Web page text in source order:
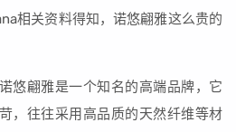
相关资料得知，诺悠翩雅这么贵的
悠翩雅是一个知名的高端品牌，它
，往往采用高品质的天然纤维等材